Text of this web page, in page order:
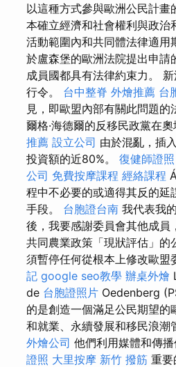
以這種方式參與歐洲公民計畫
本確立經濟和社會權利與政治
活動範圍內和共同體法律適用
於盧森堡的歐洲法院提出申請
成員國都具有法律約束力。
行令。 台中整脊 外燴推薦 台
見，即歐盟內部有關此問題的
爾格·海德爾的反移民政黨在
推薦 設立公司 由於混亂，插
投資額的近80%。 復健師證照
公司 免費按摩課程 經絡課程
程中不必要的或適得其反的延
手段。 台胞證台南 我代表我
後，我要感謝委員會其他成
共同農業政策「現狀評估」的
須暫停任何從根本上修改歐盟
記 google seo教學 辦桌外燴
de 台胞證照片 Oedenberg
的是創造一個滿足公民期望的
和就業、永續發展和移民浪潮
外燴公司 他們利用媒體和傳
證照 大里按摩 新竹 撥筋 重要